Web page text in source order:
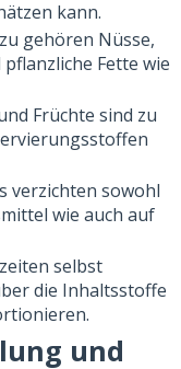
kann.
gehören Nüsse,
Fette wie
Früchte sind zu
verzichten sowohl
wie auch auf
selbst
die Inhaltsstoffe
und